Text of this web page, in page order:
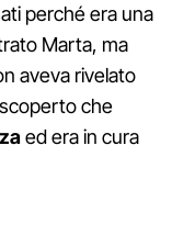
perché era una
Marta, ma
aveva rivelato
che
ed era in cura